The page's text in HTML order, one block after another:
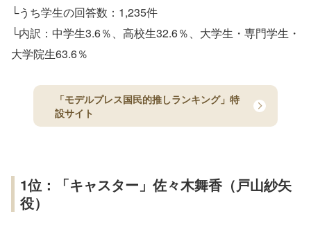
└うち学生の回答数：1,235件
└内訳：中学生3.6％、高校生32.6％、大学生・専門学生・
大学院生63.6％
「モデルプレス国民的推しランキング」特
設サイト
1位：「キャスター」佐々木舞香（戸山紗矢
役）